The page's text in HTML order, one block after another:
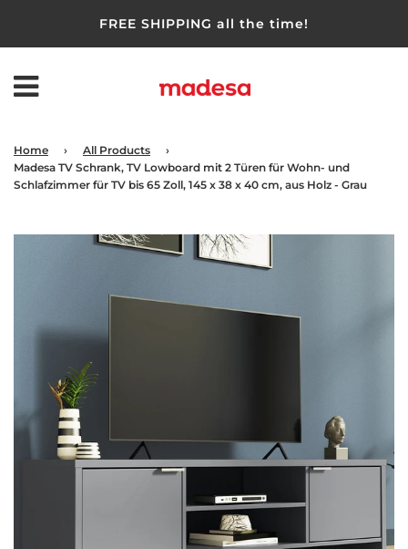
FREE SHIPPING all the time!
Home › All Products
›
Madesa TV Schrank, TV Lowboard mit 2 Türen für Wohn- und
Schlafzimmer für TV bis 65 Zoll, 145 x 38 x 40 cm, aus Holz - Grau